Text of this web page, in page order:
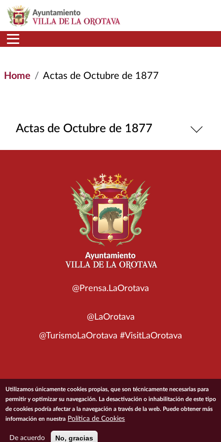
Skip to main content
Home Actas de Octubre de 1877
Actas de Octubre de 1877
@Prensa.LaOrotava
@LaOrotava
@TurismoLaOrotava #VisitLaOrotava
© 2026 Ayuntamiento de la Villa de La Orotava
ACCESIBILIDADCONDICIONES DE USOPOLÍTICA DE PRIVACIDAD
Utilizamos únicamente cookies propias, que son técnicamente necesarias para
permitir y optimizar su navegación. La desactivación o inhabilitación de este tipo
de cookies podría afectar a la navegación a través de la web. Puede obtener más
información en nuestra Política de Cookies
De acuerdo No, gracias